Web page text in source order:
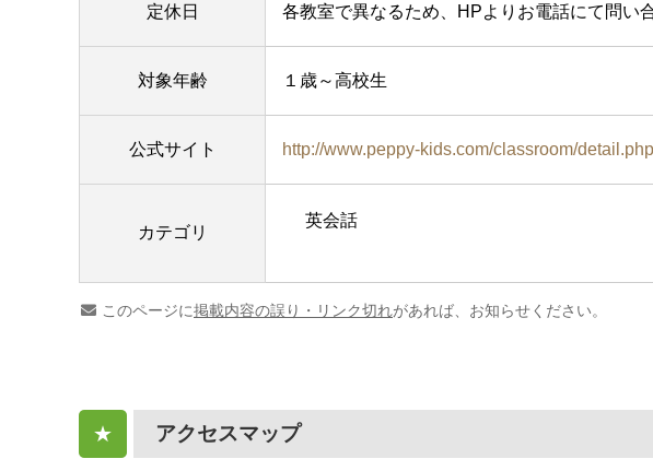
定休日 各教室で異なるため、HPよりお電話にて問い
対象年齢 １歳～高校生
公式サイト http://www.peppy-kids.com/classroom/
カテゴリ
英会話
このページに掲載内容の誤り・リンク切れがあれば、お知らせください。
★ アクセスマップ